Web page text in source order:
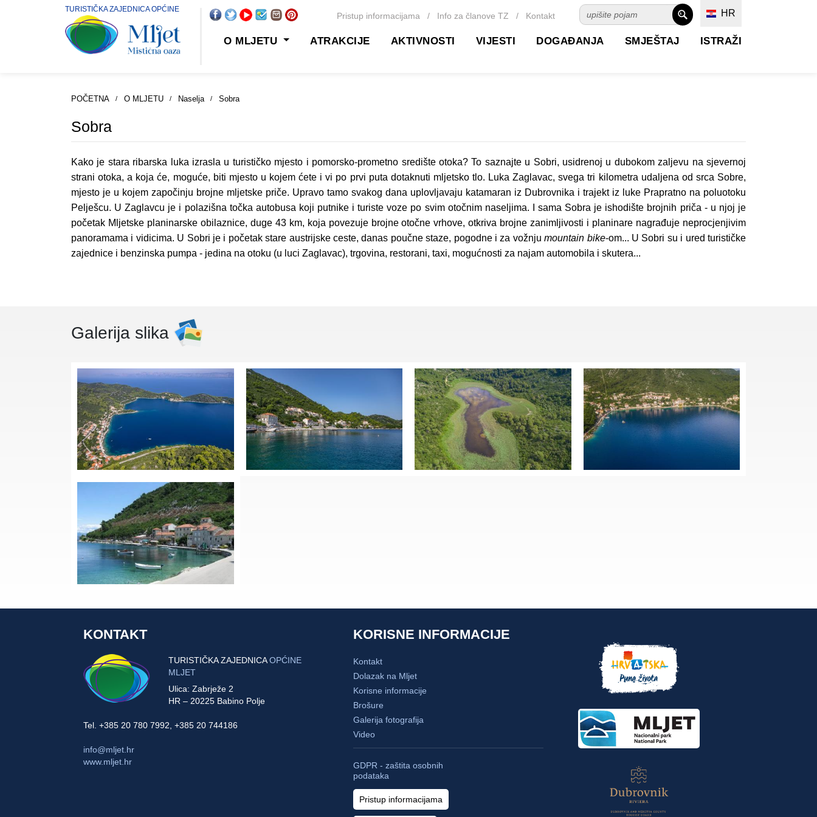
Pristup informacijama / Info za članove TZ / Kontakt HR
TURISTIČKA ZAJEDNICA OPĆINE
O MLJETU ATRAKCIJE AKTIVNOSTI VIJESTI DOGAĐANJA SMJEŠTAJ ISTRAŽI
POČETNA O MLJETU Naselja Sobra
Sobra
Kako je stara ribarska luka izrasla u turističko mjesto i pomorsko-prometno središte otoka? To saznajte u Sobri, usidrenoj u dubokom zaljevu na sjevernoj
strani otoka, a koja će, moguće, biti mjesto u kojem ćete i vi po prvi puta dotaknuti mljetsko tlo. Luka Zaglavac, svega tri kilometra udaljena od srca Sobre,
mjesto je u kojem započinju brojne mljetske priče. Upravo tamo svakog dana uplovljavaju katamaran iz Dubrovnika i trajekt iz luke Prapratno na poluotoku
Pelješcu. U Zaglavcu je i polazišna točka autobusa koji putnike i turiste voze po svim otočnim naseljima. I sama Sobra je ishodište brojnih priča - u njoj je
početak Mljetske planinarske obilaznice, duge 43 km, koja povezuje brojne otočne vrhove, otkriva brojne zanimljivosti i planinare nagrađuje neprocjenjivim
panoramama i vidicima. U Sobri je i početak stare austrijske ceste, danas poučne staze, pogodne i za vožnjumountain bike-om... U Sobri su i ured turističke
zajednice i benzinska pumpa - jedina na otoku (u luci Zaglavac), trgovina, restorani, taxi, mogućnosti za najam automobila i skutera...
Galerija slika
KONTAKT
TURISTIČKA ZAJEDNICAOPĆINE
MLJET
Ulica: Zabrježe 2
HR – 20225 Babino Polje
Tel. +385 20 780 7992, +385 20 744186
info@mljet.hr
www.mljet.hr
KORISNE INFORMACIJE
Kontakt
Dolazak na Mljet
Korisne informacije
Brošure
Galerija fotografija
Video
GDPR - zaštita osobnih
podataka
Pristup informacijama